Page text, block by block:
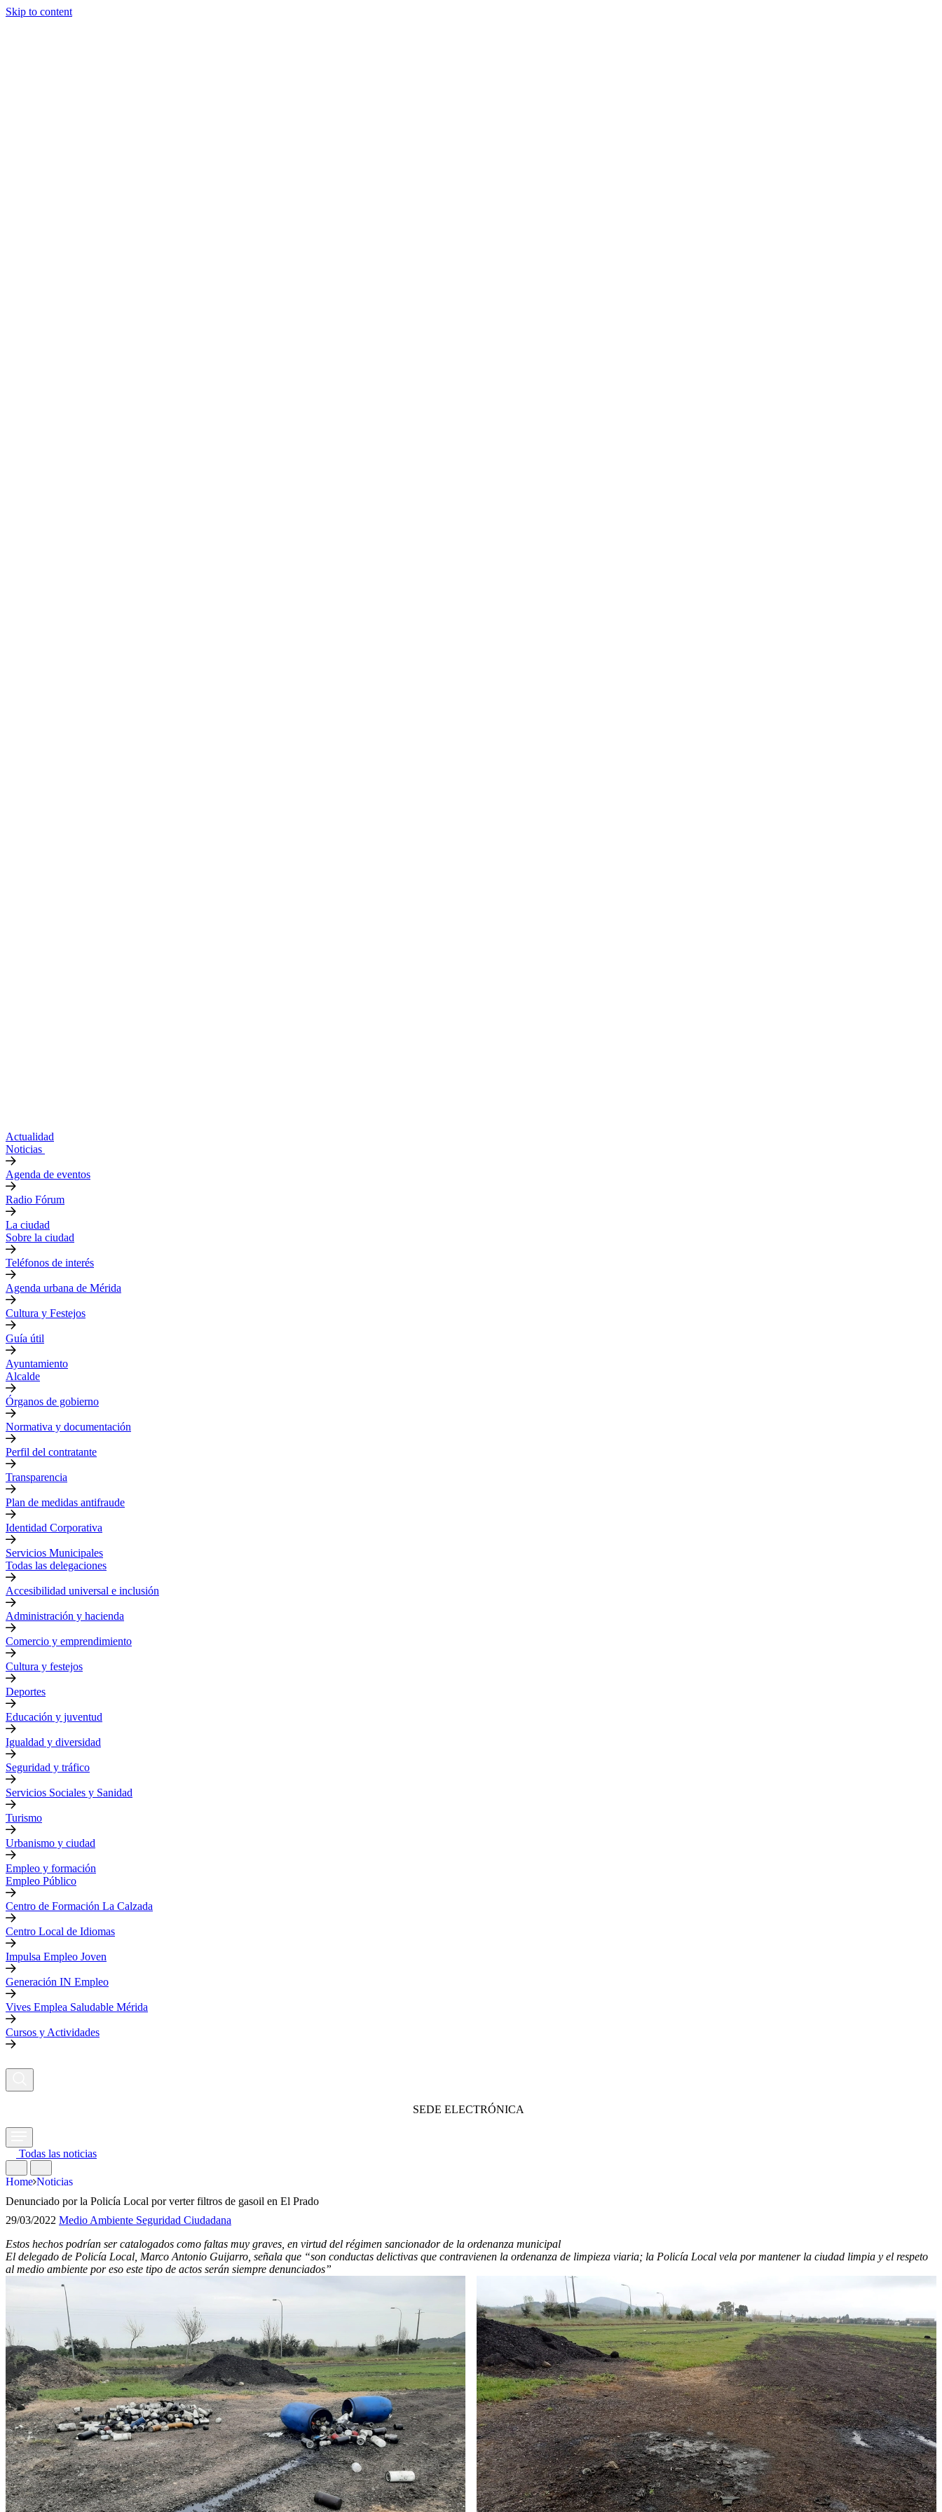
Skip to content
Actualidad
Noticias
Agenda de eventos
Radio Fórum
La ciudad
Sobre la ciudad
Teléfonos de interés
Agenda urbana de Mérida
Cultura y Festejos
Guía útil
Ayuntamiento
Alcalde
Órganos de gobierno
Normativa y documentación
Perfil del contratante
Transparencia
Plan de medidas antifraude
Identidad Corporativa
Servicios Municipales
Todas las delegaciones
Accesibilidad universal e inclusión
Administración y hacienda
Comercio y emprendimiento
Cultura y festejos
Deportes
Educación y juventud
Igualdad y diversidad
Seguridad y tráfico
Servicios Sociales y Sanidad
Turismo
Urbanismo y ciudad
Empleo y formación
Empleo Público
Centro de Formación La Calzada
Centro Local de Idiomas
Impulsa Empleo Joven
Generación IN Empleo
Vives Emplea Saludable Mérida
Cursos y Actividades
SEDE ELECTRÓNICA
Todas las noticias
Home Noticias
Denunciado por la Policía Local por verter filtros de gasoil en El Prado
29/03/2022 Medio Ambiente Seguridad Ciudadana
Estos hechos podrían ser catalogados como faltas muy graves, en virtud del régimen sancionador de la ordenanza municipal
El delegado de Policía Local, Marco Antonio Guijarro, señala que “son conductas delictivas que contravienen la ordenanza de limpieza viaria; la Policía Local vela por mantener la ciudad limpia y el respeto
al medio ambiente por eso este tipo de actos serán siempre denunciados”